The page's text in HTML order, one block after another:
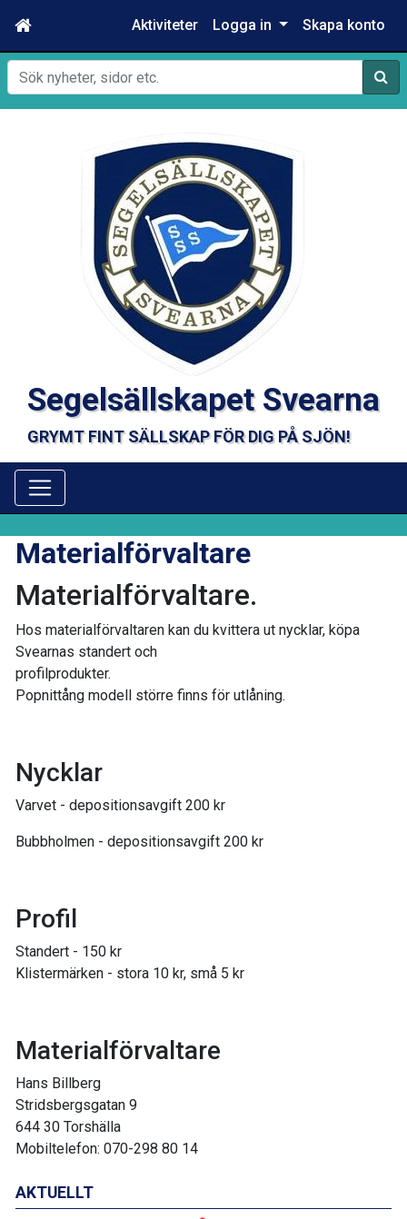
Aktiviteter Logga in Skapa konto
Sök
Segelsällskapet Svearna
GRYMT FINT SÄLLSKAP FÖR DIG PÅ SJÖN!
AKTUELLT
Materialförvaltare
Materialförvaltare.
Hos materialförvaltaren kan du kvittera ut nycklar, köpa
Svearnas standert och
profilprodukter.
Popnittång modell större finns för utlåning.
Nycklar
Varvet - depositionsavgift 200 kr
Bubbholmen - depositionsavgift 200 kr
Profil
Standert - 150 kr
Klistermärken - stora 10 kr, små 5 kr
Materialförvaltare
Hans Billberg
Stridsbergsgatan 9
644 30 Torshälla
Mobiltelefon: 070-298 80 14